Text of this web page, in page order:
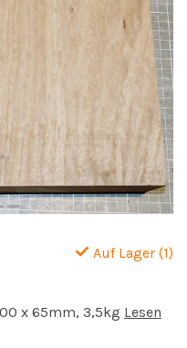
Auf Lager (1)
x 65mm, 3,5kg Lesen